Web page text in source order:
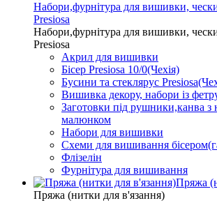
Набори,фурнітура для вишивки,
Presiosa
Набори,фурнітура для вишивки,
Presiosa
Акрил для вишивки
Бісер Presiosa 10/0(Чехія)
Бусини та стеклярус
Вишивка декору, набори із
Заготовки під рушники,канва з
малюнком
Набори для вишивки
Схеми для вишивання
Флізелін
Фурнітура для вишивання
Пряжа
Пряжа (нитки для в'язання)